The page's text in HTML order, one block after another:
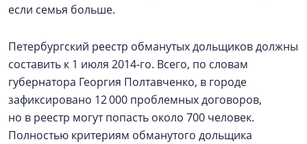
если семья больше.
Петербургский реестр обманутых дольщиков должны
составить к 1 июля 2014‑го. Всего, по словам
губернатора Георгия Полтавченко, в городе
зафиксировано 12 000 проблемных договоров,
но в реестр могут попасть около 700 человек.
Полностью критериям обманутого дольщика